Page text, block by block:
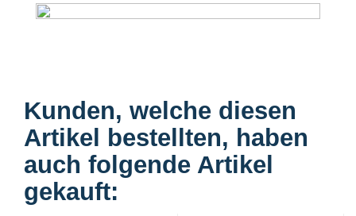
Kunden, welche diesen
Artikel bestellten, haben
auch folgende Artikel
gekauft: